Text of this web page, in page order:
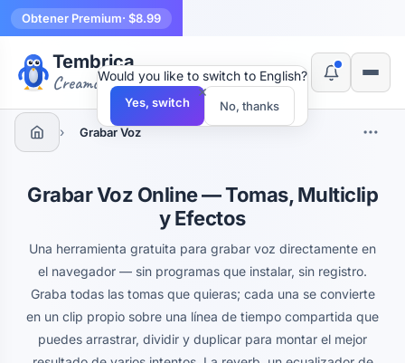
Obtener Premium· $8.99
Tembrica
Creamos herramientas
› Grabar Voz
Grabar Voz Online — Tomas, Multiclip
y Efectos
Una herramienta gratuita para grabar voz directamente en
el navegador — sin programas que instalar, sin registro.
Graba todas las tomas que quieras; cada una se convierte
en un clip propio sobre una línea de tiempo compartida que
puedes arrastrar, dividir y duplicar para montar el mejor
×
Would you like to switch to English?
Yes, switch No, thanks